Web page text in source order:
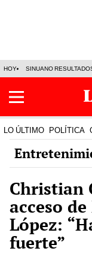
HOY SINUANO
LO ÚLTIMO POLÍTICA
Christian
acceso
López:
fuerte”